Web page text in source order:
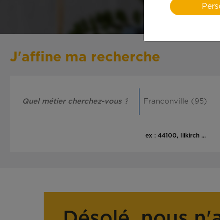
J'affine ma recherche
ex : 44100, Illkirch ...